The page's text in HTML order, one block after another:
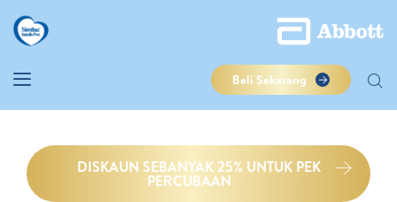
Beli Sekarang
DISKAUN SEBANYAK 25% UNTUK PEK
PERCUBAAN